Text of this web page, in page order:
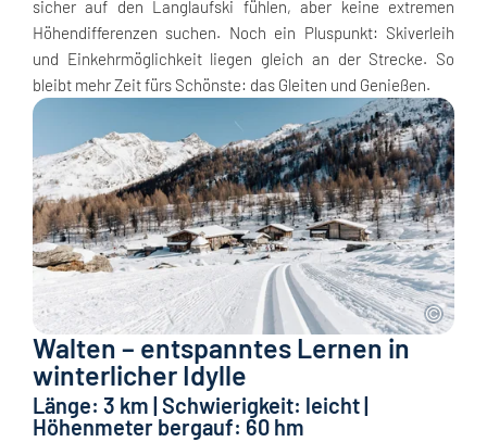
sicher auf den Langlaufski fühlen, aber keine extremen
Höhendifferenzen suchen. Noch ein Pluspunkt: Skiverleih
und Einkehrmöglichkeit liegen gleich an der Strecke. So
bleibt mehr Zeit fürs Schönste: das Gleiten und Genießen.
Walten – entspanntes Lernen in
winterlicher Idylle
Länge: 3 km | Schwierigkeit: leicht |
Höhenmeter bergauf: 60 hm